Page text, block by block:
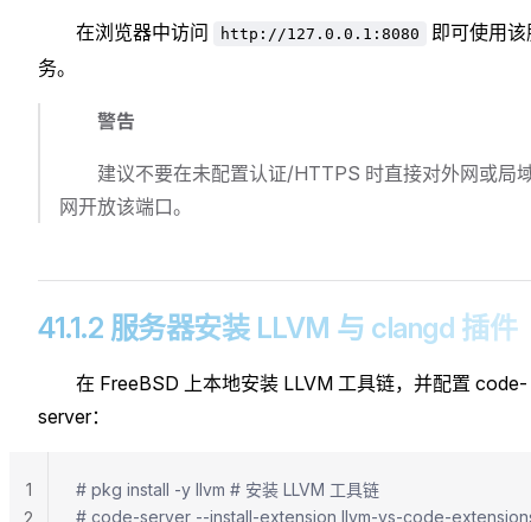
在浏览器中访问 http://127.0.0.1:8080
即可使用该
务。
警告
建议不要在未配置认证/HTTPS 时直接对外网或局
网开放该端口。
41.1.2 服务器安装 LLVM 与 clangd 插件
在 FreeBSD 上本地安装 LLVM 工具链，并配置 code-
server：
# pkg install -y llvm # 安装 LLVM 工具链
# code-server --install-extension llvm-vs-code-
1
2